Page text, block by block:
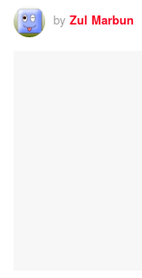
by Zul Marbun